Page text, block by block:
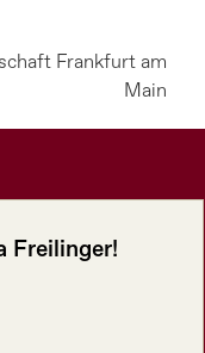
Frankfurt am
Main
Freilinger!